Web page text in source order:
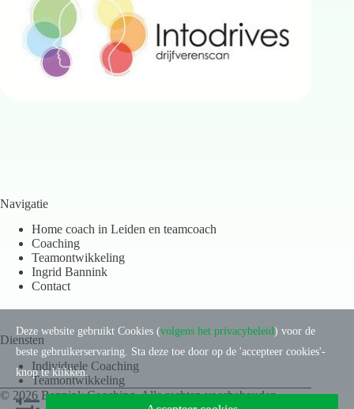
Navigatie
Home coach in Leiden en teamcoach
Coaching
Teamontwikkeling
Ingrid Bannink
Contact
Diensten
Individuele Coaching
Teamontwikkeling
© 2026 Bannink Coaching. Alle rechten voorbehouden.
Deze website gebruikt Cookies (volgens het privacybeleid) voor de
beste gebruikerservaring. Sta deze toe door op de 'accepteer cookies'-
knop te klikken.